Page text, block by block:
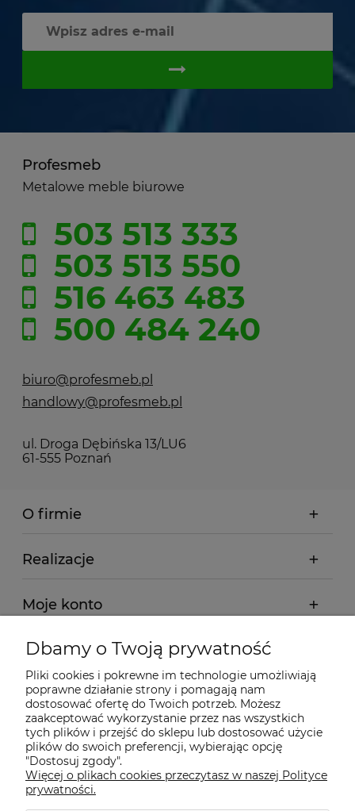
Profesmeb
Metalowe meble biurowe
503 513 333
503 513 550
516 463 483
500 484 240
biuro@profesmeb.pl
handlowy@profesmeb.pl
ul. Droga Dębińska 13/LU6
61-555 Poznań
O firmie
Realizacje
Moje konto
Regulamin
Dostawa - realizacja
Gwarancja i zwroty
Pomoc
Dbamy o Twoją prywatność
Pliki cookies i pokrewne im technologie umożliwiają
poprawne działanie strony i pomagają nam
dostosować ofertę do Twoich potrzeb. Możesz
zaakceptować wykorzystanie przez nas wszystkich
tych plików i przejść do sklepu lub dostosować użycie
plików do swoich preferencji, wybierając opcję
"Dostosuj zgody".
Więcej o plikach cookies przeczytasz w naszej Polityce
prywatności.